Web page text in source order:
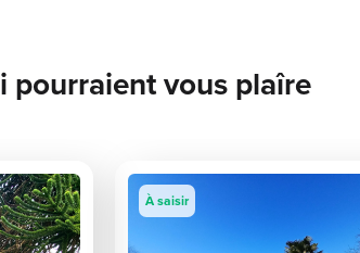
pourraient vous plaîre
À saisir